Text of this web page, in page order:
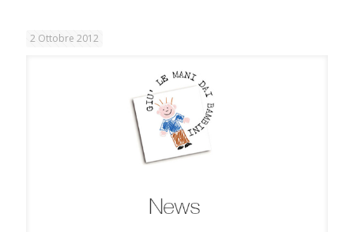
2 Ottobre 2012